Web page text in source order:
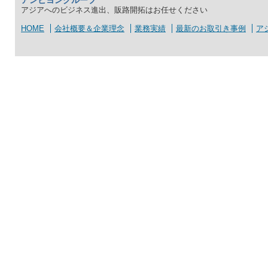
アジアへのビジネス進出、販路開拓はお任せください
HOME 会社概要＆企業理念 業務実績 最新のお取引き事例 ア